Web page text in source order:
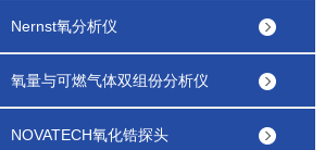
Nernst氧分析仪
氧量与可燃气体双组份分析仪
NOVATECH氧化锆探头